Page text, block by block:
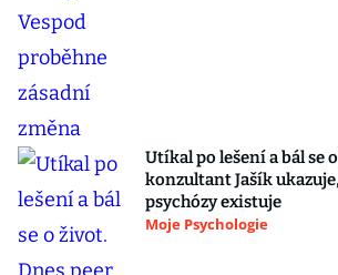
Utíkal po lešení a bál se
konzultant Jašík
psychózy existuje
Moje Psychologie